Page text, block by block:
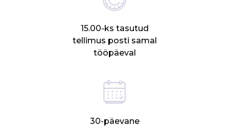
15.00-ks tasutud
tellimus posti samal
tööpäeval
30-päevane